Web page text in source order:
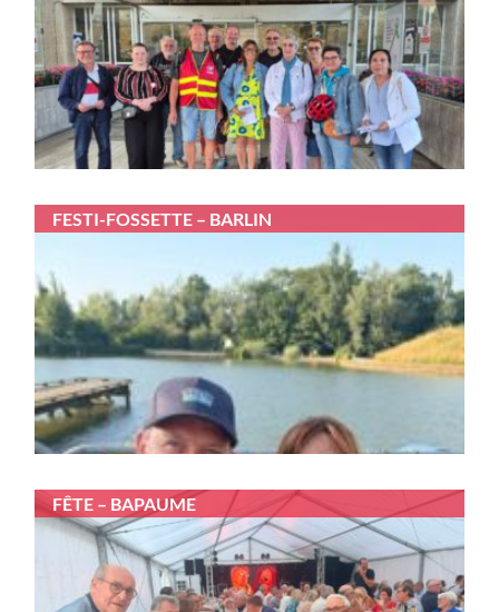
FESTI-FOSSETTE – BARLIN
FÊTE – BAPAUME